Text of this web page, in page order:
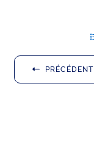
PRÉCÉDENT